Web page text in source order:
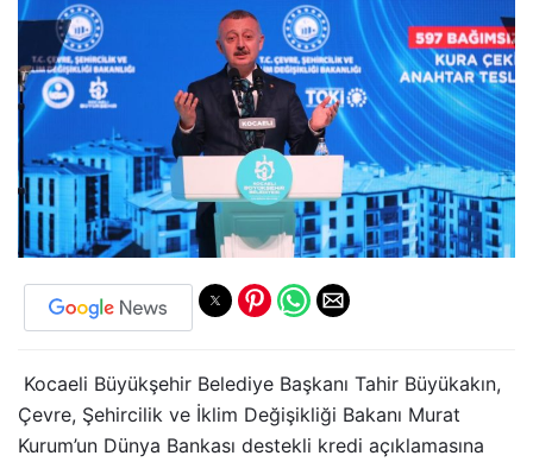
Kocaeli Büyükşehir Belediye Başkanı Tahir Büyükakın,
Çevre, Şehircilik ve İklim Değişikliği Bakanı Murat
Kurum’un Dünya Bankası destekli kredi açıklamasına